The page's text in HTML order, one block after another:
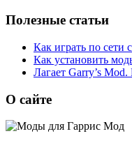
Полезные статьи
Как играть по сети
Как установить
Лагает Garry’s
О сайте